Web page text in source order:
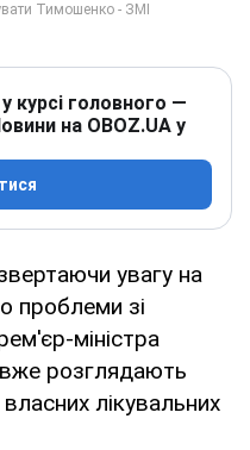
курсі головного —
на OBOZ.UA у
звертаючи увагу на
проблеми зі
міністра
розглядають
лікувальних